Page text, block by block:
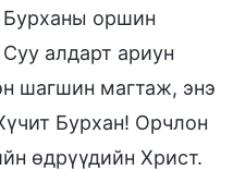
оршин
Суу алдарт ариун
шагшин магтаж, энэ
Бурхан! Орчлон
өдрүүдийн Христ.